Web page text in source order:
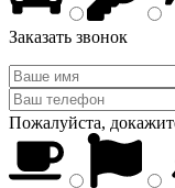
Заказать звонок
Пожалуйста,